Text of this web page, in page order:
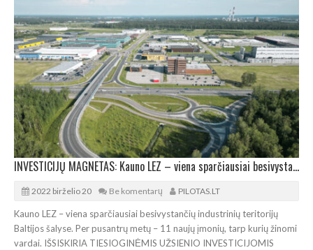
INVESTICIJŲ MAGNETAS: Kauno LEZ – viena sparčiausiai besivystančių pramoninių teritorijų
2022 birželio 20 Be komentarų PILOTAS.LT
Kauno LEZ – viena sparčiausiai besivystančių industrinių teritorijų
Baltijos šalyse. Per pusantrų metų – 11 naujų įmonių, tarp kurių žinomi
vardai. IŠSISKIRIA TIESIOGINĖMIS UŽSIENIO INVESTICIJOMIS